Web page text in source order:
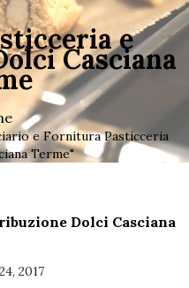
e
Casciana
e Fornitura Pasticceria
Terme"
Dolci Casciana
2017